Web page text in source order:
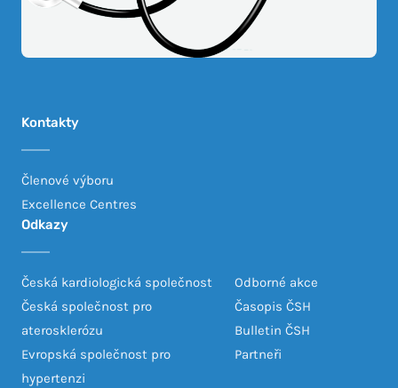
Odborné akce
Časopis ČSH
Bulletin ČSH
Partneři
Odkazy
Česká kardiologická společnost
Česká společnost pro
aterosklerózu
Evropská společnost pro
hypertenzi
Kontakty
Členové výboru
Excellence Centres